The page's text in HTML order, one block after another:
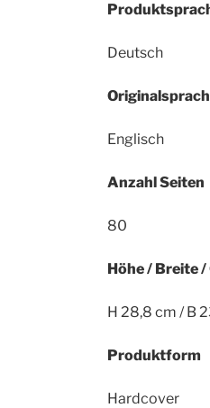
Deutsch
Englisch
Anzahl Seiten
80
Höhe / Breite
H 28,8 cm / B
Produktform
Hardcover